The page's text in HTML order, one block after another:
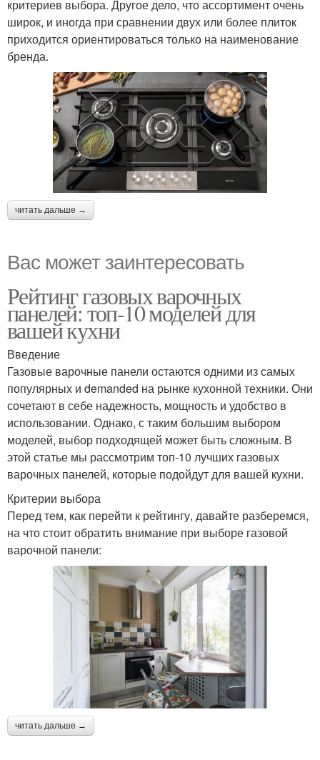
критериев выбора. Другое дело, что ассортимент очень
широк, и иногда при сравнении двух или более плиток
приходится ориентироваться только на наименование
бренда.
читать дальше →
Вас может заинтересовать
Рейтинг газовых варочных
панелей: топ-10 моделей для
вашей кухни
Введение
Газовые варочные панели остаются одними из самых
популярных и demanded на рынке кухонной техники. Они
сочетают в себе надежность, мощность и удобство в
использовании. Однако, с таким большим выбором
моделей, выбор подходящей может быть сложным. В
этой статье мы рассмотрим топ-10 лучших газовых
варочных панелей, которые подойдут для вашей кухни.
Критерии выбора
Перед тем, как перейти к рейтингу, давайте разберемся,
на что стоит обратить внимание при выборе газовой
варочной панели:
читать дальше →